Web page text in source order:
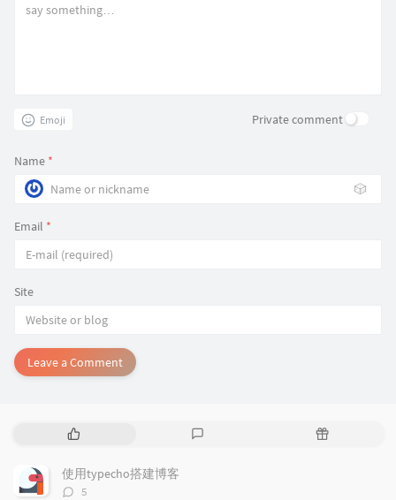
Emoji Private comment
Name *
🎲
Email *
Site
Leave a Comment
P
p
u
R
使用typecho搭建博客
评
5